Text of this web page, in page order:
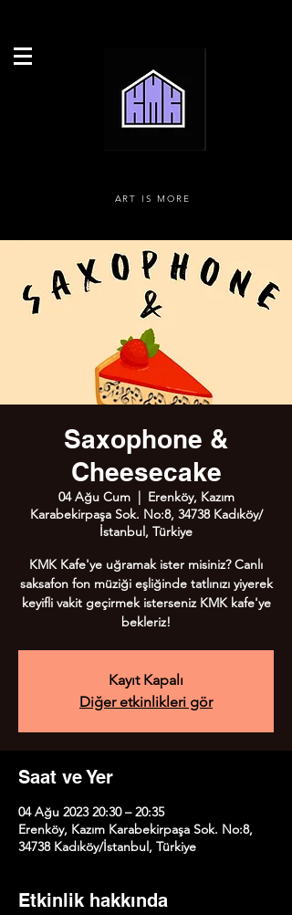
ART IS MORE
Saxophone &
Cheesecake
04 Ağu Cum
  |
Erenköy, Kazım
Karabekirpaşa Sok. No:8, 34738 Kadıköy/
İstanbul, Türkiye
KMK Kafe'ye uğramak ister misiniz? Canlı
saksafon fon müziği eşliğinde tatlınızı yiyerek
keyifli vakit geçirmek isterseniz KMK kafe'ye
bekleriz!
Kayıt Kapalı
Diğer etkinlikleri gör
Saat ve Yer
04 Ağu 2023 20:30 – 20:35
Erenköy, Kazım Karabekirpaşa Sok. No:8,
34738 Kadıköy/İstanbul, Türkiye
Etkinlik hakkında